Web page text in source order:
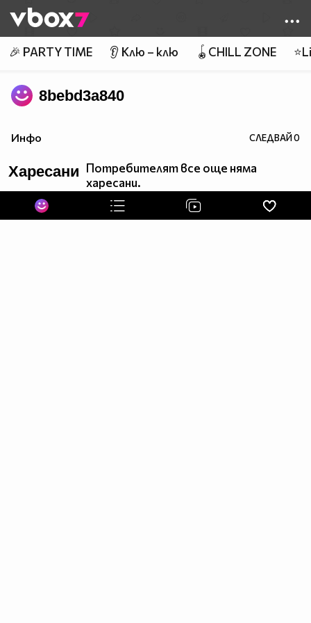
👾
🎉 PARTY TIME 👂 Клю – клю 🪀CHILL ZONE
8bebd3a840
Инфо СЛЕДВАЙ0
Харесани Потребителят все още няма
харесани.